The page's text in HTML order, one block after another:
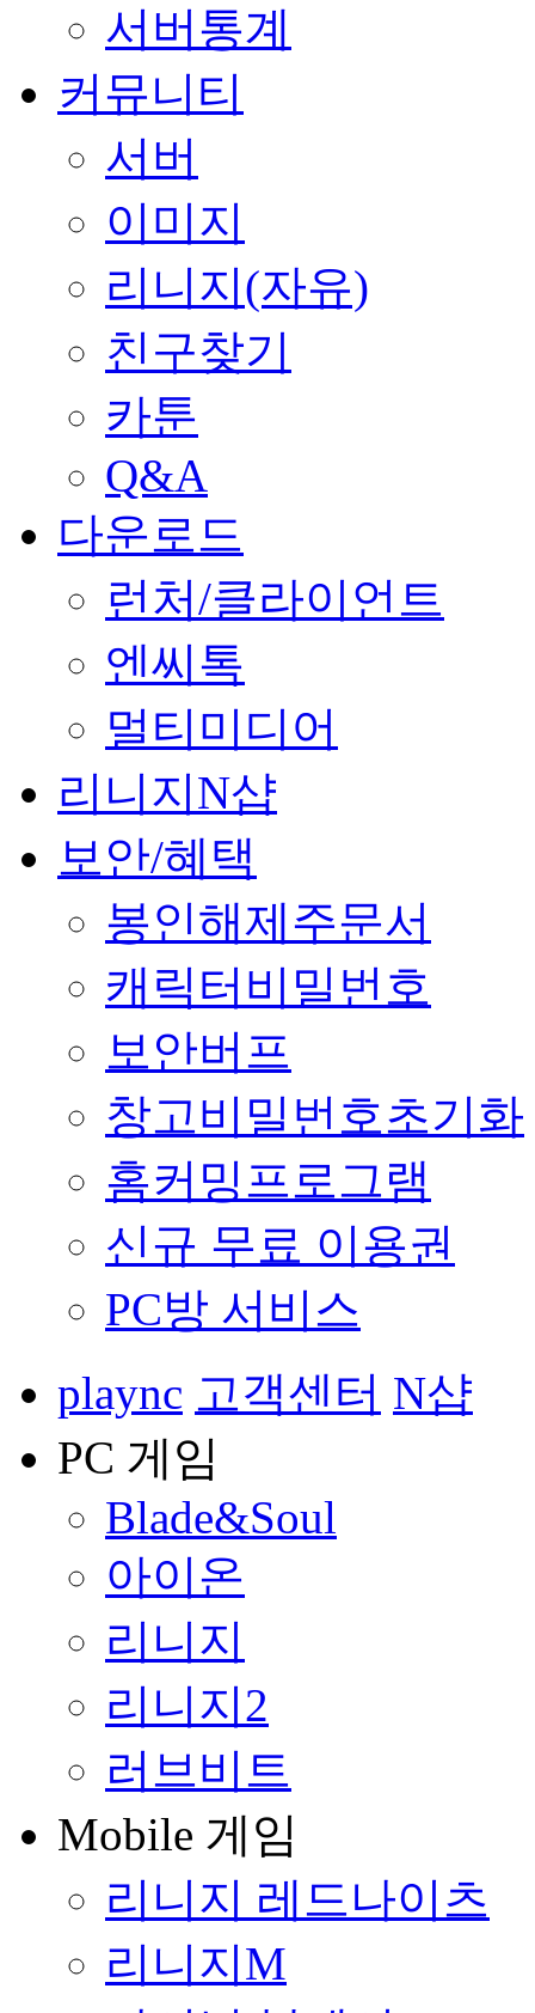
서버통계
커뮤니티
서버
이미지
리니지(자유)
친구찾기
카툰
Q&A
다운로드
런처/클라이언트
엔씨톡
멀티미디어
리니지N샵
보안/혜택
봉인해제주문서
캐릭터비밀번호
보안버프
창고비밀번호초기화
홈커밍프로그램
신규 무료 이용권
PC방 서비스
plaync 고객센터 N샵
PC 게임
Blade&Soul
아이온
리니지
리니지2
러브비트
Mobile 게임
리니지 레드나이츠
리니지M